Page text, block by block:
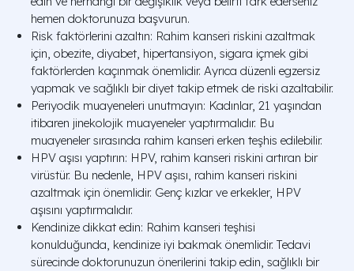
hemen doktorunuza başvurun.
Risk faktörlerini azaltın: Rahim kanseri riskini azaltmak
için, obezite, diyabet, hipertansiyon, sigara içmek gibi
faktörlerden kaçınmak önemlidir. Ayrıca düzenli egzersiz
yapmak ve sağlıklı bir diyet takip etmek de riski azaltabilir.
Periyodik muayeneleri unutmayın: Kadınlar, 21 yaşından
itibaren jinekolojik muayeneler yaptırmalıdır. Bu
muayeneler sırasında rahim kanseri erken teşhis edilebilir.
HPV aşısı yaptırın: HPV, rahim kanseri riskini artıran bir
virüstür. Bu nedenle, HPV aşısı, rahim kanseri riskini
azaltmak için önemlidir. Genç kızlar ve erkekler, HPV
aşısını yaptırmalıdır.
Kendinize dikkat edin: Rahim kanseri teşhisi
konulduğunda, kendinize iyi bakmak önemlidir. Tedavi
sürecinde doktorunuzun önerilerini takip edin, sağlıklı bir